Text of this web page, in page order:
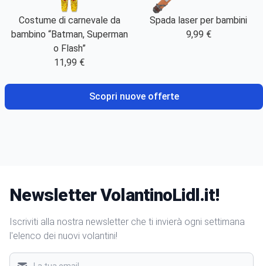
Costume di carnevale da
bambino “Batman, Superman
o Flash”
11,99 €
Spada laser per bambini
9,99 €
Scopri nuove offerte
Newsletter VolantinoLidl.it!
Iscriviti alla nostra newsletter che ti invierà ogni settimana
l'elenco dei nuovi volantini!